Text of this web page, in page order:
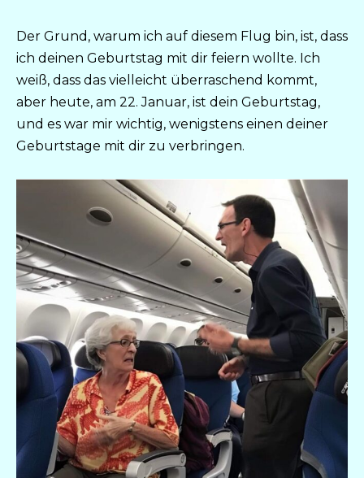
Der Grund, warum ich auf diesem Flug bin, ist, dass
ich deinen Geburtstag mit dir feiern wollte. Ich
weiß, dass das vielleicht überraschend kommt,
aber heute, am 22. Januar, ist dein Geburtstag,
und es war mir wichtig, wenigstens einen deiner
Geburtstage mit dir zu verbringen.